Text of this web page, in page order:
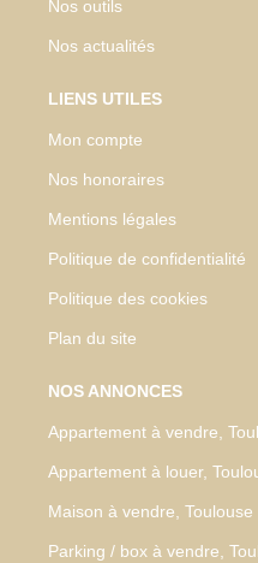
Nos outils
Nos actualités
LIENS UTILES
Mon compte
Nos honoraires
Mentions légales
Politique de confidentialité
Politique des cookies
Plan du site
NOS ANNONCES
Appartement à vendre,
Appartement à louer,
Maison à vendre, Toulouse
Parking / box à vendre,